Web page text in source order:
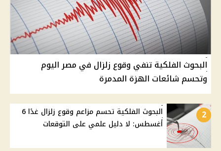
البحوث الفلكية تنفي وقوع زلزال في مصر اليوم
وتحسم شائعات الهزة المدمرة
2
البحوث الفلكية تحسم مزاعم وقوع زلزال غدًا 6
أغسطس: لا دليل علمي على التوقعات